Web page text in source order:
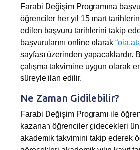
Farabi Değişim Programına
öğrenciler her yıl 15 mart
edilen başvuru tarihlerini takip
başvurularını online olarak
sayfası üzerinden yapacaklardır.
çalışma takvimine uygun olarak
süreyle ilan edilir.
Ne Zaman Gidilebilir?
Farabi Değişim Programı ile
kazanan öğrenciler gidecekleri
akademik takvimini takip ederek